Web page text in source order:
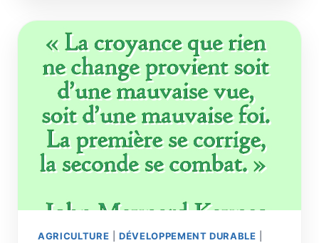
CO2
EST
LA
MOLÉCULE
DU
21E
SIÈCLE,
COMME
LE
PÉTROLE
CELLE
20E
AGRICULTURE |DÉVELOPPEMENT DURABLE